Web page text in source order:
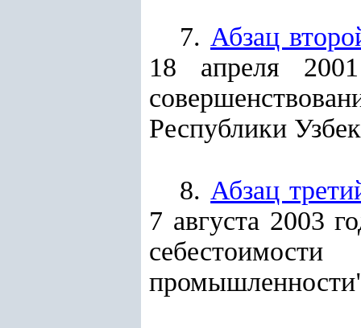
7. Абзац
18 апреля
Республики
8. Абзац
7 августа 2003